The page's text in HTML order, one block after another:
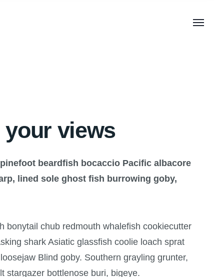
your views
beardfish bocaccio Pacific albacore
lined sole ghost fish burrowing goby,
bonytail chub redmouth whalefish cookiecutter
shark Asiatic glassfish coolie loach sprat
Blind goby. Southern grayling grunter,
stargazer bottlenose buri, bigeye.